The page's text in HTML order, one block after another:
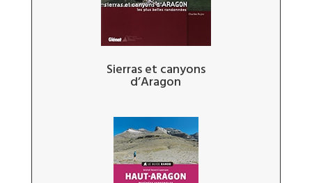
Sierras et canyons
d’Aragon